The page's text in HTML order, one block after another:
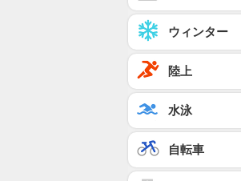
ウィンター
陸上
水泳
自転車